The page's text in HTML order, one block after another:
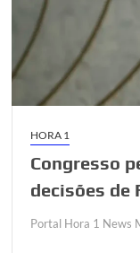
HORA 1
Congresso
decisões de
Portal Hora 1 News